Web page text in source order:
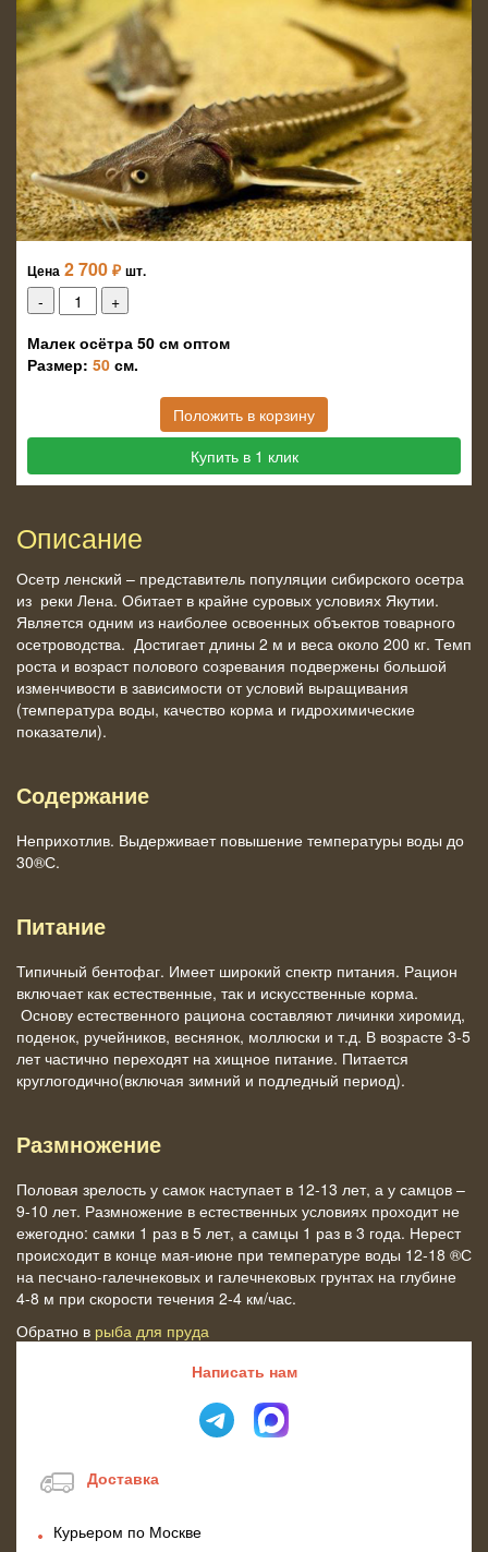
Цена 2 700 ₽ шт.
Малек осётра 50 см оптом
Размер: 50 см.
Положить в корзину
Купить в 1 клик
Описание
Осетр ленский – представитель популяции сибирского осетра
из реки Лена. Обитает в крайне суровых условиях Якутии.
Является одним из наиболее освоенных объектов товарного
осетроводства. Достигает длины 2 м и веса около 200 кг. Темп
роста и возраст полового созревания подвержены большой
изменчивости в зависимости от условий выращивания
(температура воды, качество корма и гидрохимические
показатели).
Содержание
Неприхотлив. Выдерживает повышение температуры воды до
30®С.
Питание
Типичный бентофаг. Имеет широкий спектр питания. Рацион
включает как естественные, так и искусственные корма.
Основу естественного рациона составляют личинки хиромид,
поденок, ручейников, веснянок, моллюски и т.д. В возрасте 3-5
лет частично переходят на хищное питание. Питается
круглогодично(включая зимний и подледный период).
Размножение
Половая зрелость у самок наступает в 12-13 лет, а у самцов –
9-10 лет. Размножение в естественных условиях проходит не
ежегодно: самки 1 раз в 5 лет, а самцы 1 раз в 3 года. Нерест
происходит в конце мая-июне при температуре воды 12-18 ®С
на песчано-галечнековых и галечнековых грунтах на глубине
4-8 м при скорости течения 2-4 км/час.
Обратно в рыба для пруда
Написать нам
Доставка
Курьером по Москве